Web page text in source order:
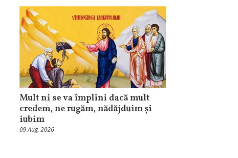
Mult ni se va împlini dacă mult
credem, ne rugăm, nădăjduim și
iubim
09 Aug, 2026